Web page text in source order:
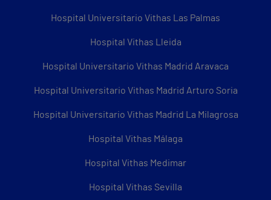
Hospital Universitario Vithas Las Palmas
Hospital Vithas Lleida
Hospital Universitario Vithas Madrid Aravaca
Hospital Universitario Vithas Madrid Arturo Soria
Hospital Universitario Vithas Madrid La Milagrosa
Hospital Vithas Málaga
Hospital Vithas Medimar
Hospital Vithas Sevilla